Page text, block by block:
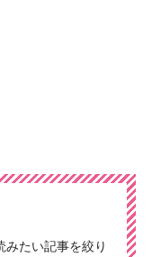
みたい記事を絞り